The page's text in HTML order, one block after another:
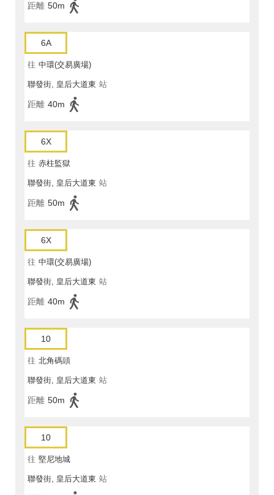
距離 50m
6A
往 中環(交易廣場)
聯發街, 皇后大道東 站
距離 40m
6X
往 赤柱監獄
聯發街, 皇后大道東 站
距離 50m
6X
往 中環(交易廣場)
聯發街, 皇后大道東 站
距離 40m
10
往 北角碼頭
聯發街, 皇后大道東 站
距離 50m
10
往 堅尼地城
聯發街, 皇后大道東 站